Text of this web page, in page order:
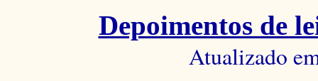
Depoimentos de
Atualizado